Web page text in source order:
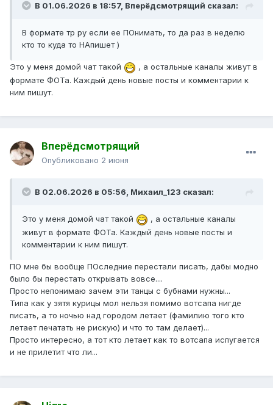
В 01.06.2026 в 18:57, Вперёдсмотрящий сказал:
В формате тр ру если ее ПОнимать, то да раз в неделю
кто то куда то НАпишет )
Это у меня домой чат такой
, а остальные каналы живут в
формате ФОТа. Каждый день новые посты и комментарии к
ним пишут.
Вперёдсмотрящий
Опубликовано 2 июня
В 02.06.2026 в 05:56, Михаил_123 сказал:
Это у меня домой чат такой
, а остальные каналы
живут в формате ФОТа. Каждый день новые посты и
комментарии к ним пишут.
ПО мне бы вообще ПОследние перестали писать, дабы модно
было бы перестать открывать вовсе....
Просто непонимаю зачем эти танцы с бубнами нужны...
Типа как у зятя курицы мол нельзя помимо вотсапа нигде
писать, а то ночью над городом летает (фамилию того кто
летает печатать не рискую) и что то там делает)...
Просто интересно, а тот кто летает как то вотсапа испугается
и не прилетит что ли...